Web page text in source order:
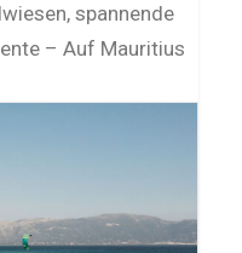
spannende
– Auf Mauritius